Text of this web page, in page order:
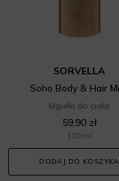
SORVELLA
Soho Body & Hair
Mgiełki do ciała
59,90 zł
100 ml
DODAJ DO KOSZYKA